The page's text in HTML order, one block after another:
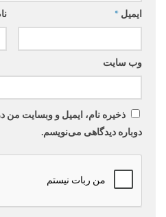
ایمیل *
وب‌ سایت
ذخیره نام، ایمیل و وبسایت من
دوباره دیدگاهی می‌نویسم.